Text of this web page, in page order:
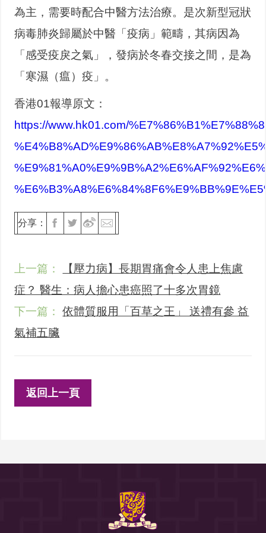
為主，需要時配合中醫方法治療。是次新型冠狀
病毒肺炎歸屬於中醫「疫病」範疇，其病因為
「感受疫戾之氣」，發病於冬春交接之間，是為
「寒濕（瘟）疫」。
香港01報導原文：
https://www.hk01.com/
分享：
上一篇：
【壓力病】長期胃痛會令人患上焦慮
症？ 醫生：病人擔心患癌照了十多次胃鏡
下一篇：
依體質服用「百草之王」 送禮有參 益
氣補五臟
返回上一頁